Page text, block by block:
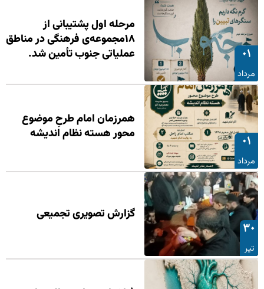
۰۱
مرداد
مرحله اول پشتیبانی از
۱۸مجموعه‌ی فرهنگی در مناطق
عملیاتی جنوب تأمین شد.
۰۱
مرداد
همرزمان امام طرحِ موضوع
محور هسته نظام اندیشه
۳۰
تیر
گزارش تصویری تجمیعی